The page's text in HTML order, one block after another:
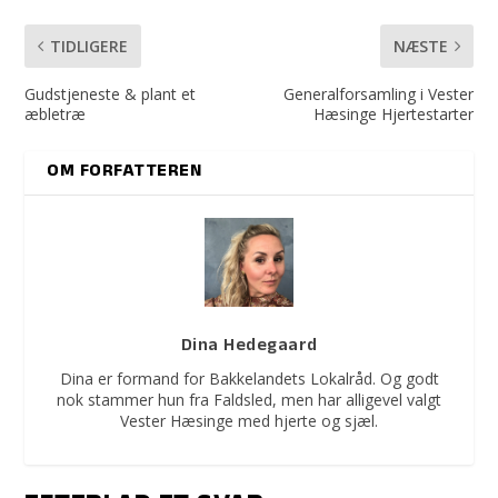
TIDLIGERE
Gudstjeneste & plant et
æbletræ
NÆSTE
Generalforsamling i Vester
Hæsinge Hjertestarter
OM FORFATTEREN
Dina Hedegaard
Dina er formand for Bakkelandets Lokalråd. Og godt
nok stammer hun fra Faldsled, men har alligevel valgt
Vester Hæsinge med hjerte og sjæl.